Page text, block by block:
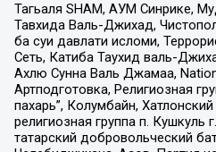
Тагьаля SHAM, АУМ Синрике,
Тавхида Валь-Джихад,
ба суи давлати исломи,
Сеть, Катиба Таухид валь-
Ахлю Сунна Валь Джамаа,
Артподготовка, Религиозная
пахарь”, Колумбайн,
религиозная группа п. Кушкуль
татарский добровольческий